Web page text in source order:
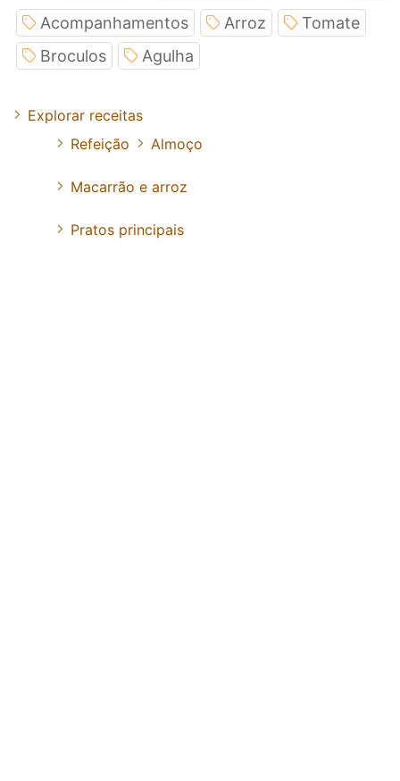
Acompanhamentos Arroz
Tomate
Broculos
Agulha
Explorar receitas
Refeição
Almoço
Macarrão e arroz
Pratos principais